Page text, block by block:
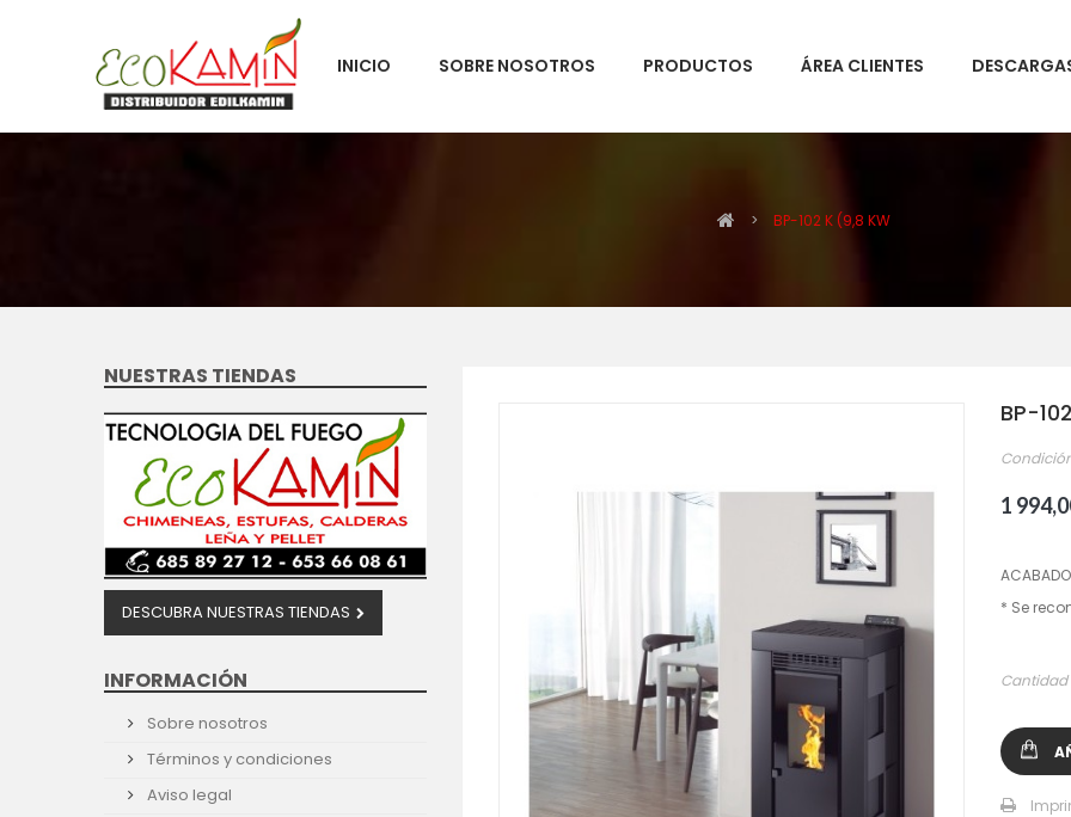
INICIO SOBRE NOSOTROS PRODUCTOS ÁREA CLIENTES
> BP-102 K (9,8 KW
NUESTRAS TIENDAS
DESCUBRA NUESTRAS TIENDAS
INFORMACIÓN
Sobre nosotros
Términos y condiciones
Aviso legal
BP-
1
* Se
Cantidad